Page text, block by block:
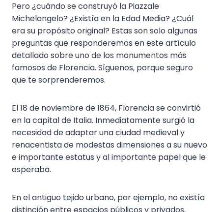
Pero ¿cuándo se construyó la Piazzale
Michelangelo? ¿Existía en la Edad Media? ¿Cuál
era su propósito original? Estas son solo algunas
preguntas que responderemos en este artículo
detallado sobre uno de los monumentos más
famosos de Florencia. Síguenos, porque seguro
que te sorprenderemos.
El 18 de noviembre de 1864, Florencia se convirtió
en la capital de Italia. Inmediatamente surgió la
necesidad de adaptar una ciudad medieval y
renacentista de modestas dimensiones a su nuevo
e importante estatus y al importante papel que le
esperaba.
En el antiguo tejido urbano, por ejemplo, no existía